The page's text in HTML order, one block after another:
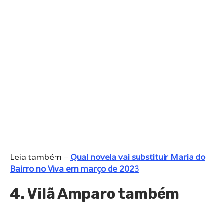
Leia também – Qual novela vai substituir Maria do
Bairro no Viva em março de 2023
4. Vilã Amparo também